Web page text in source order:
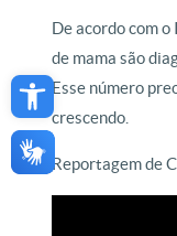
Open toolbar
De acordo com
de mama são
Esse número
crescendo.
Reportagem de